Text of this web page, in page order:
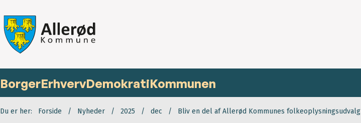
BorgerErhvervDemokratiKommunen
Du er her: Forside Nyheder 2025 dec Bliv en del af Allerød Kommunes folkeoplysningsudvalg